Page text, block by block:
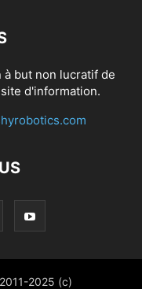
à but non lucratif de
d'information.
2025 (c)